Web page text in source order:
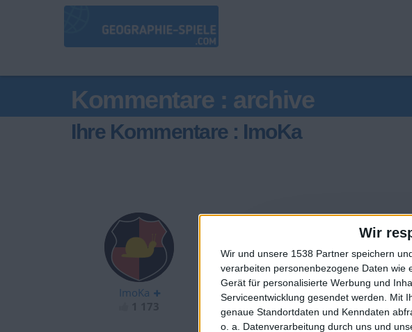
Wir
Wir und unsere 1538 Partner speichern
verarbeiten personenbezogene Daten wie
Gerät für personalisierte Werbung und
Serviceentwicklung gesendet werden.
Mit
genaue Standortdaten und Kenndaten
o. a. Datenverarbeitung durch uns und
Kommentare : archive
Ihre Kommentare : ImoKa
ImoKa
let
🇺🇸 We
an
Join our